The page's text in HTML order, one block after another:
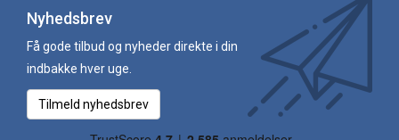
Nyhedsbrev
Få gode tilbud og nyheder direkte i din
indbakke hver uge.
Tilmeld nyhedsbrev